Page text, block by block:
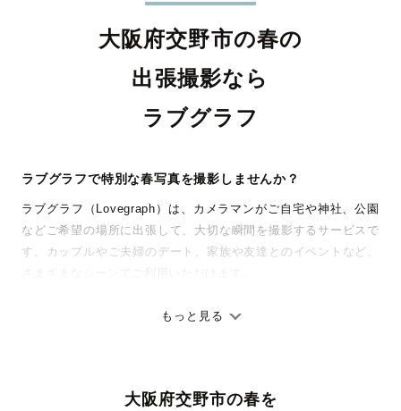
大阪府交野市の春の
出張撮影なら
ラブグラフ
ラブグラフで特別な春写真を撮影しませんか？
ラブグラフ（Lovegraph）は、カメラマンがご自宅や神社、公園
などご希望の場所に出張して、大切な瞬間を撮影するサービスで
す。カップルやご夫婦のデート、家族や友達とのイベントなど、
ありのままの空気感を大切に、何十年経っても見返したくなるよ
料金は全国どこでも一律。わかりやすく安心の価格設定です。オ
もっと見る
大阪府交野市の春を